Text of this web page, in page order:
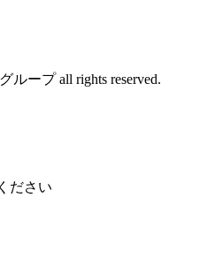
ループ all rights reserved.
ださい